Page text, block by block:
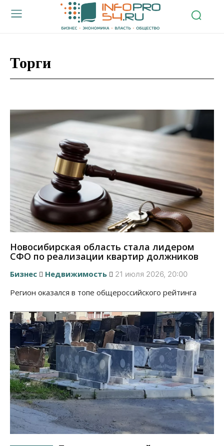
Торги
Новосибирская область стала лидером
СФО по реализации квартир должников
Бизнес Недвижимость 21 июля 2026, 20:00
Регион оказался в топе общероссийского рейтинга